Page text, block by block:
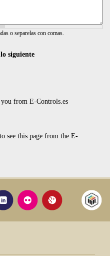
o separelas con comas.
siguiente
from E-Controls.es
see this page from the E-